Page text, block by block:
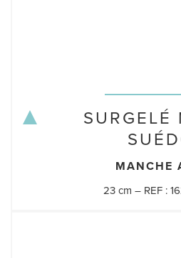
SURGELÉ
MANCHE
23 cm – REF :